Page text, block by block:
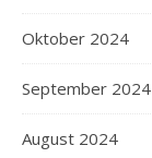
Oktober 2024
September 2024
August 2024